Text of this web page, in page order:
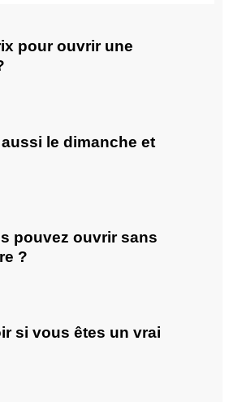
pour ouvrir une
le dimanche et
pouvez ouvrir sans
?
si vous êtes un vrai